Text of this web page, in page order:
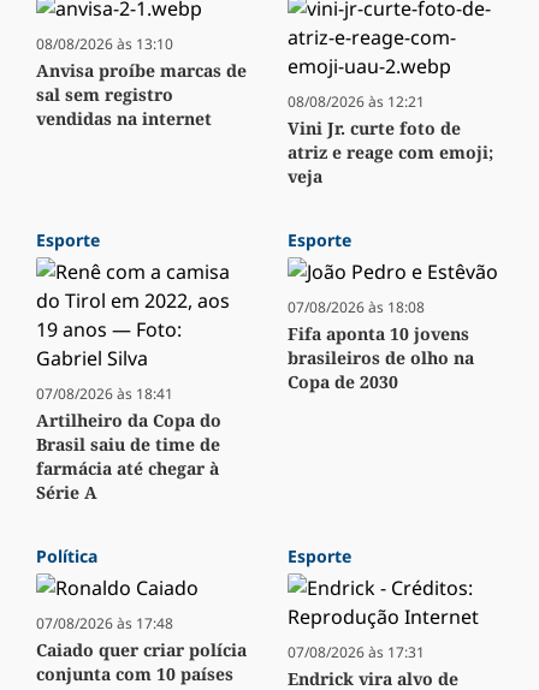
08/08/2026 às 13:10
Anvisa proíbe marcas de
sal sem registro
vendidas na internet
08/08/2026 às 12:21
Vini Jr. curte foto de
atriz e reage com emoji;
veja
Esporte
07/08/2026 às 18:41
Artilheiro da Copa do
Brasil saiu de time de
farmácia até chegar à
Série A
Esporte
07/08/2026 às 18:08
Fifa aponta 10 jovens
brasileiros de olho na
Copa de 2030
Política
07/08/2026 às 17:48
Caiado quer criar polícia
conjunta com 10 países
Esporte
07/08/2026 às 17:31
Endrick vira alvo de